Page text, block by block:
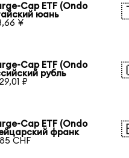
Cap ETF (Ondo
юань
¥
Cap ETF (Ondo
рубль
₽
Cap ETF (Ondo
франк
CHF